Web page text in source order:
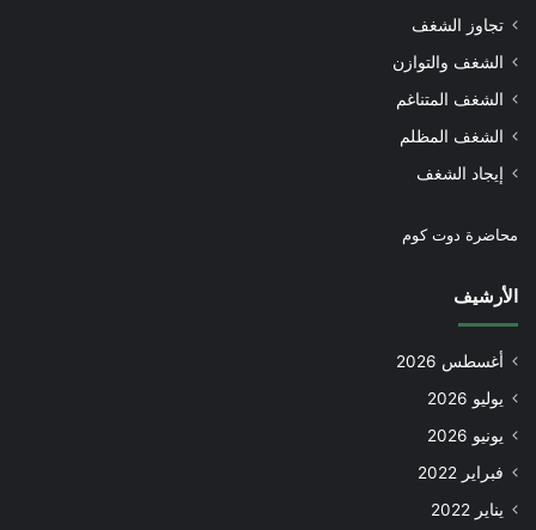
تجاوز الشغف
الشغف والتوازن
الشغف المتناغم
الشغف المظلم
إيجاد الشغف
محاضرة دوت كوم
الأرشيف
أغسطس 2026
يوليو 2026
يونيو 2026
فبراير 2022
يناير 2022